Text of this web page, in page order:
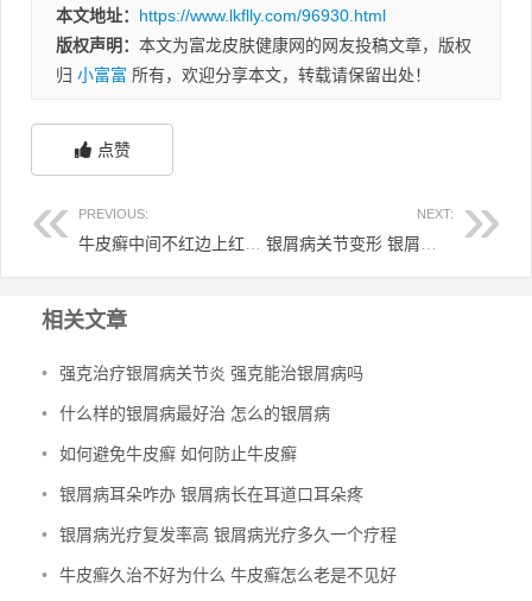
本文地址： https://www.lkflly.com/96930.html
版权声明： 本文为富龙皮肤健康网的网友投稿文章，版权
归 小富富 所有，欢迎分享本文，转载请保留出处！
点赞
PREVIOUS: NEXT:
相关文章
• 强克治疗银屑病关节炎 强克能治银屑病吗
• 什么样的银屑病最好治 怎么的银屑病
• 如何避免牛皮癣 如何防止牛皮癣
• 银屑病耳朵咋办 银屑病长在耳道口耳朵疼
• 银屑病光疗复发率高 银屑病光疗多久一个疗程
• 牛皮癣久治不好为什么 牛皮癣怎么老是不见好